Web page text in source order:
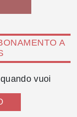
A
vuoi